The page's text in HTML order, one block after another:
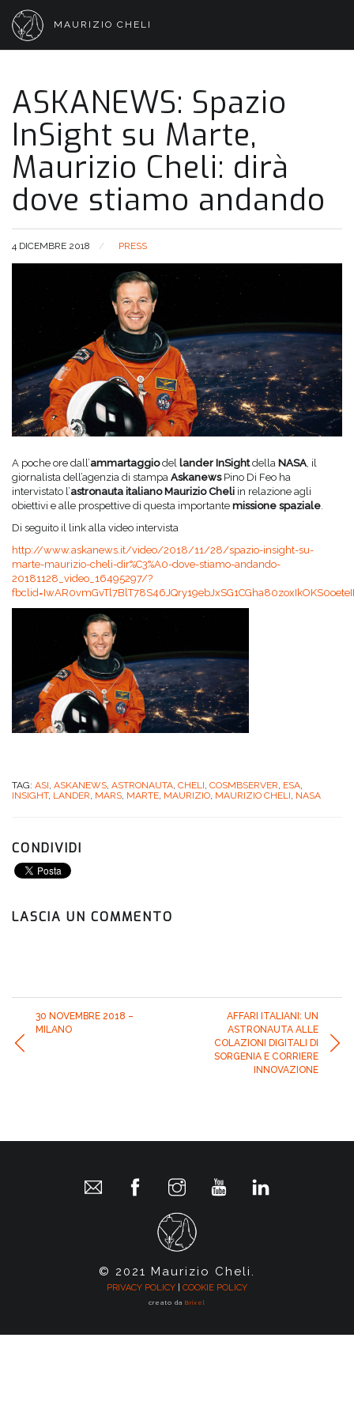
MAURIZIO CHELI
ASKANEWS: Spazio
InSight su Marte,
Maurizio Cheli: dirà
dove stiamo andando
4 DICEMBRE 2018 PRESS
A poche ore dall’ammartaggiodel lander InSightdella NASA, il
giornalista dell’agenzia di stampa Askanews Pino Di Feo ha
intervistato l’astronauta italiano Maurizio Cheli in relazione agli
obiettivi e alle prospettive di questa importante missione spaziale.
Di seguito il link alla video intervista
http://www.askanews.it/video/2018/11/28/spazio-insight-su-
marte-maurizio-cheli-dir%C3%A0-dove-stiamo-andando-
20181128_video_16495297/?
TAG: ASI ASKANEWS ASTRONAUTA CHELI COSMBSERVER ESA
INSIGHT, LANDER MARS MARTE MAURIZIO MAURIZIO CHELI NASA
CONDIVIDI
LASCIA UN COMMENTO
30 NOVEMBRE 2018 –
MILANO
AFFARI ITALIANI: UN
ASTRONAUTA ALLE
COLAZIONI DIGITALI DI
SORGENIA E CORRIERE
INNOVAZIONE
© 2021 Maurizio Cheli.
PRIVACY POLICY COOKIE POLICY
creato da Brixel